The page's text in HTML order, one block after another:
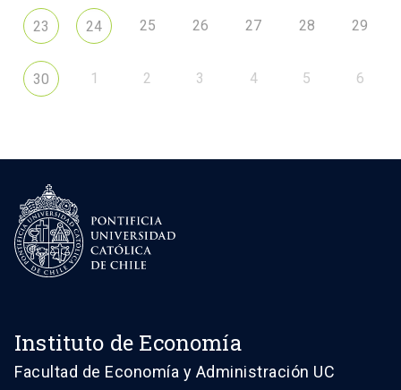
23 24 25 26 27 28 29
30 1 2 3 4 5 6
Instituto de Economía
Facultad de Economía y Administración UC